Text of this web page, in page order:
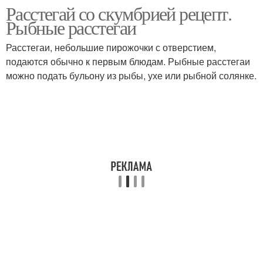
Пирог с сырой рыбой Пироги с рыбой
Рыбный пирог Пирог с рисом
Расстегай со скумбрией рецепт.
Рыбные расстегаи
Расстегаи, небольшие пирожочки с отверстием,
подаются обычно к первым блюдам. Рыбные расстегаи
можно подать бульону из рыбы, ухе или рыбной солянке.